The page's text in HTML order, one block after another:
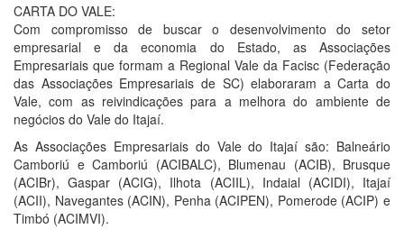
CARTA DO VALE:
Com compromisso de buscar o desenvolvimento do setor
empresarial e da economia do Estado, as Associações
Empresariais que formam a Regional Vale da Facisc (Federação
das Associações Empresariais de SC) elaboraram a Carta do
Vale, com as reivindicações para a melhora do ambiente de
negócios do Vale do Itajaí.
As Associações Empresariais do Vale do Itajaí são: Balneário
Camboriú e Camboriú (ACIBALC), Blumenau (ACIB), Brusque
(ACIBr), Gaspar (ACIG), Ilhota (ACIIL), Indaial (ACIDI), Itajaí
(ACII), Navegantes (ACIN), Penha (ACIPEN), Pomerode (ACIP) e
Timbó (ACIMVI).